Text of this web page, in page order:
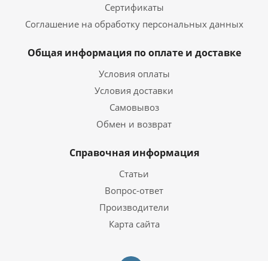
Сертификаты
Соглашение на обработку персональных данных
Общая информация по оплате и доставке
Условия оплаты
Условия доставки
Самовывоз
Обмен и возврат
Справочная информация
Статьи
Вопрос-ответ
Производители
Карта сайта